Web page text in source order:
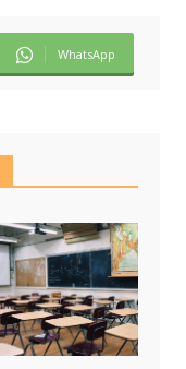
WhatsApp